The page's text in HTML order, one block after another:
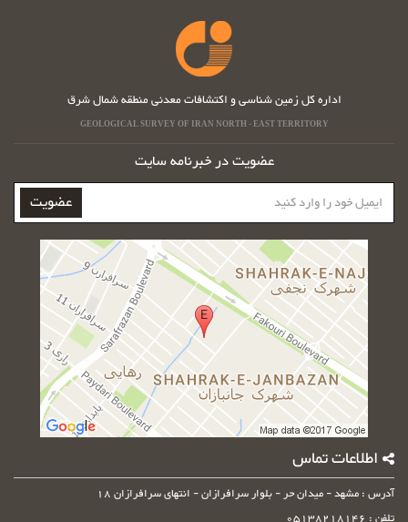
اطلاعات تماس
آدرس : مشهد - میدان حر - بلوار سرافرازان - انتهای سرافرازان 18
اداره کل زمین شناسی و اکتشافات معدنی منطقه شمال شرق
GEOLOGICAL SURVEY OF IRAN NORTH - EAST TERRITORY
عضویت در خبرنامه سایت
ایمیل
خود
را
عضویت